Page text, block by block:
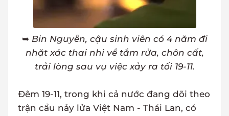
➥ Bin Nguyễn, cậu sinh viên có 4 năm đi
nhặt xác thai nhi về tắm rửa, chôn cất,
trải lòng sau vụ việc xảy ra tối 19-11.
Đêm 19-11, trong khi cả nước đang dõi theo
trận cầu nảy lửa Việt Nam - Thái Lan, có